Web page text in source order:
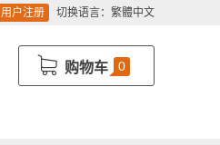
用户注册 切换语言： 繁體中文
购物车 0